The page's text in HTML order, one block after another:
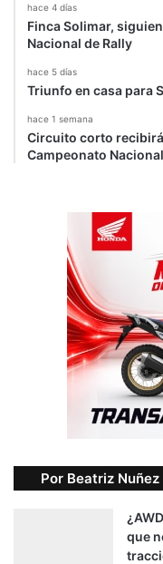
hace 4 días
Finca Solimar,
Nacional de Rally
hace 5 días
Triunfo en casa para
hace 1 semana
Circuito corto
Campeonato
Por Beatriz Nuñez
que